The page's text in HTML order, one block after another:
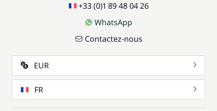
+33 (0)1 89 48 04 26
WhatsApp
Contactez-nous
EUR
FR